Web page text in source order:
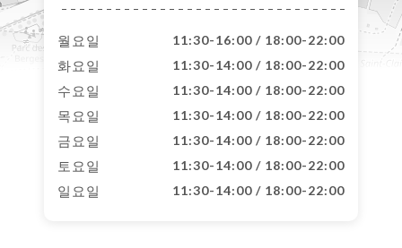
월요일 11:30-16:00 / 18:00-22:00
화요일 11:30-14:00 / 18:00-22:00
수요일 11:30-14:00 / 18:00-22:00
목요일 11:30-14:00 / 18:00-22:00
금요일 11:30-14:00 / 18:00-22:00
토요일 11:30-14:00 / 18:00-22:00
일요일 11:30-14:00 / 18:00-22:00